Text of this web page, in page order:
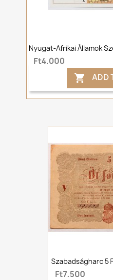
Nyugat-Afrikai Államok
Ft4,000
 ADD
Szabadságharc 5
Ft7,500